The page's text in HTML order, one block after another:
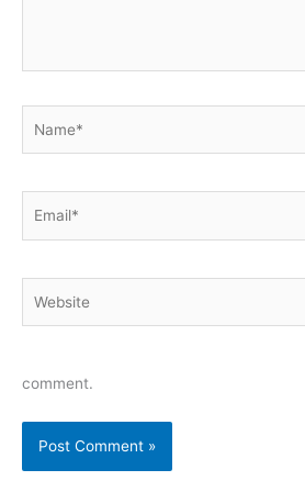
comment.